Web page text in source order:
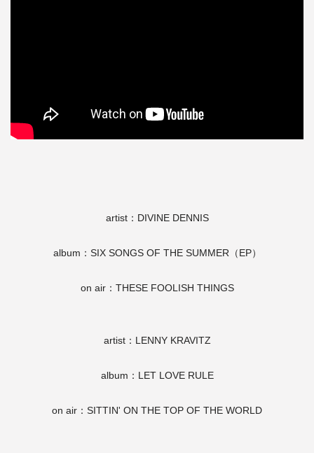
artist：DIVINE DENNIS
album：SIX SONGS OF THE SUMMER（EP）
on air：THESE FOOLISH THINGS
artist：LENNY KRAVITZ
album：LET LOVE RULE
on air：SITTIN' ON THE TOP OF THE WORLD